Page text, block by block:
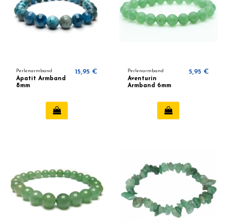
Perlenarmband
Apatit Armband
8mm
15,95 € Perlenarmband
Aventurin
Armband 6mm
5,95 €